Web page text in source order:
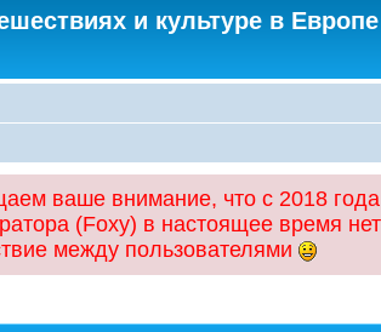
и культуре в Европе
ваше внимание, что с 2018
(Foxy) в настоящее время
между пользователями